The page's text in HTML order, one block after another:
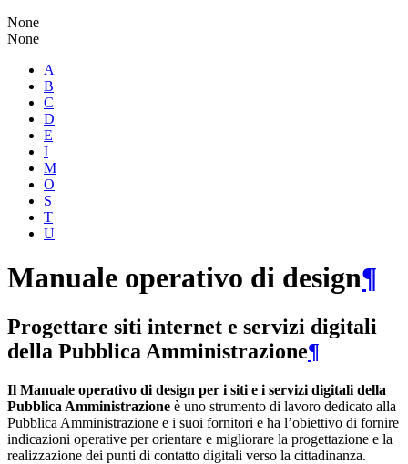
None
None
A
B
C
D
E
I
M
O
S
T
U
Manuale operativo di design¶
Progettare siti internet e servizi digitali
della Pubblica Amministrazione¶
Il Manuale operativo di design per i siti e i servizi digitali della
Pubblica Amministrazione è uno strumento di lavoro dedicato alla
Pubblica Amministrazione e i suoi fornitori e ha l’obiettivo di fornire
indicazioni operative per orientare e migliorare la progettazione e la
realizzazione dei punti di contatto digitali verso la cittadinanza.